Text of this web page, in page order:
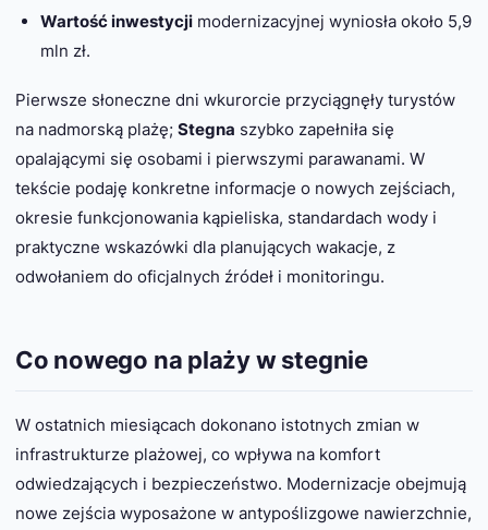
Wartość inwestycjimodernizacyjnej wyniosła około 5,9
mln zł.
Pierwsze słoneczne dni wkurorcie przyciągnęły turystów
na nadmorską plażę; Stegna szybko zapełniła się
opalającymi się osobami i pierwszymi parawanami. W
tekście podaję konkretne informacje o nowych zejściach,
okresie funkcjonowania kąpieliska, standardach wody i
praktyczne wskazówki dla planujących wakacje, z
odwołaniem do oficjalnych źródeł i monitoringu.
Co nowego na plaży w stegnie
W ostatnich miesiącach dokonano istotnych zmian w
infrastrukturze plażowej, co wpływa na komfort
odwiedzających i bezpieczeństwo. Modernizacje obejmują
nowe zejścia wyposażone w antypoślizgowe nawierzchnie,